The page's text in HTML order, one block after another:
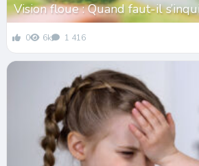
Vision floue : Quand faut-il
0 6k 1 416